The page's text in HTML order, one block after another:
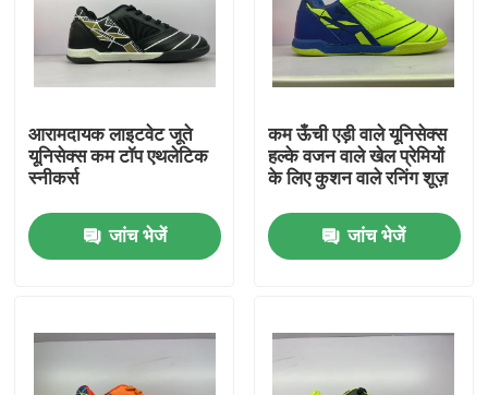
होम
आरामदायक लाइटवेट जूते
यूनिसेक्स कम टॉप एथलेटिक
स्नीकर्स
जांच भेजें
कम ऊँची एड़ी वाले यूनिसेक्स
हल्के वजन वाले खेल प्रेमियों
के लिए कुशन वाले रनिंग शूज़
जांच भेजें